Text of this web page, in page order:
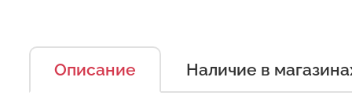
Описание Наличие в